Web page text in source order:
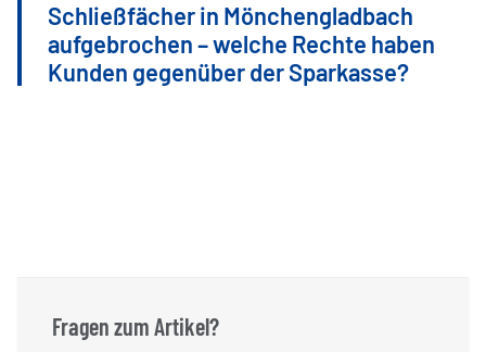
Schließfächer in Mönchengladbach
aufgebrochen – welche Rechte haben
Kunden gegenüber der Sparkasse?
Fragen zum Artikel?